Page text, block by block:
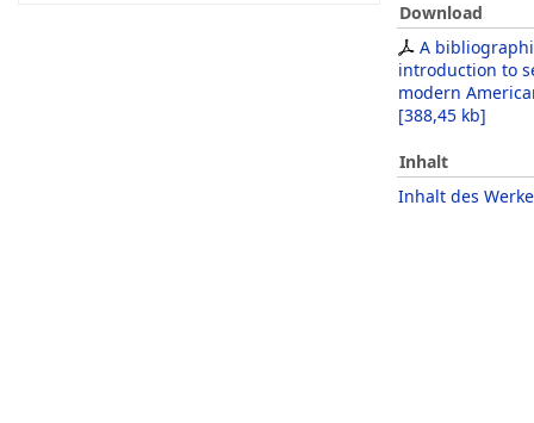
Download
A
introduction to
modern
[388,45 kb]
Inhalt
Inhalt des